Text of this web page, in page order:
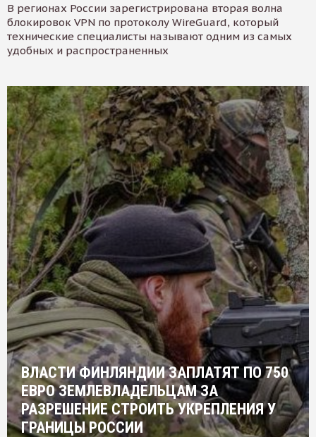
В регионах России зарегистрирована вторая волна
блокировок VPN по протоколу WireGuard, который
технические специалисты называют одним из самых
удобных и распространенных
ВЛАСТИ ФИНЛЯНДИИ ЗАПЛАТЯТ ПО 750
ЕВРО ЗЕМЛЕВЛАДЕЛЬЦАМ ЗА
РАЗРЕШЕНИЕ СТРОИТЬ УКРЕПЛЕНИЯ У
ГРАНИЦЫ РОССИИ